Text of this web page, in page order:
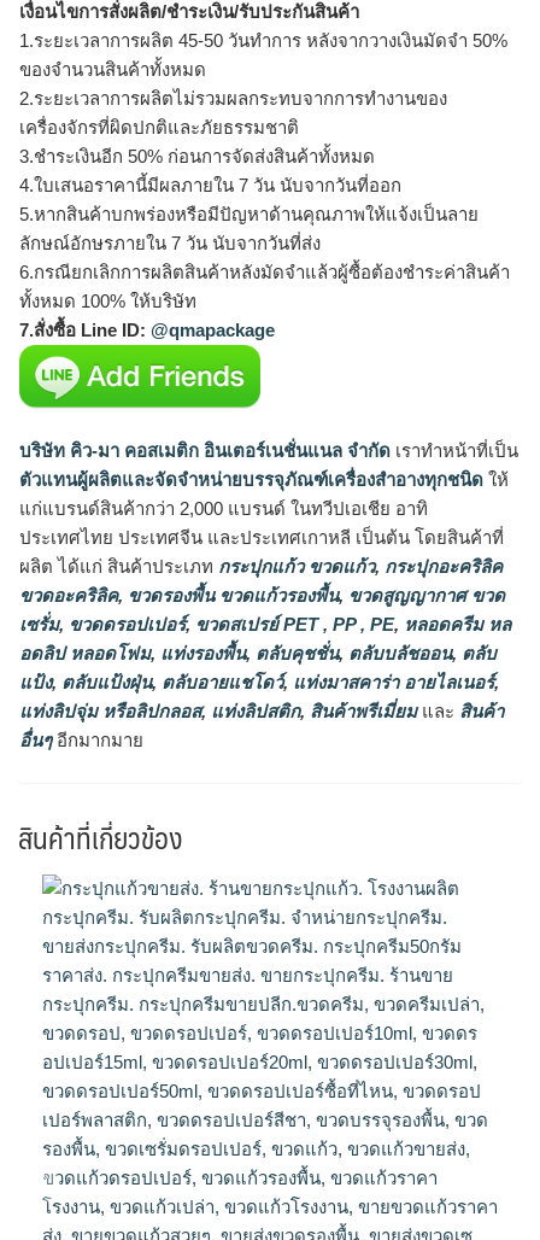
เงื่อนไขการสั่งผลิต/ชำระเงิน/รับประกันสินค้า
1.ระยะเวลาการผลิต 45-50 วันทำการ หลังจากวางเงินมัดจำ 50%
ของจำนวนสินค้าทั้งหมด
2.ระยะเวลาการผลิตไม่รวมผลกระทบจากการทำงานของ
เครื่องจักรที่ผิดปกติและภัยธรรมชาติ
3.ชำระเงินอีก 50% ก่อนการจัดส่งสินค้าทั้งหมด
4.ใบเสนอราคานี้มีผลภายใน 7 วัน นับจากวันที่ออก
5.หากสินค้าบกพร่องหรือมีปัญหาด้านคุณภาพให้แจ้งเป็นลาย
ลักษณ์อักษรภายใน 7 วัน นับจากวันที่ส่ง
6.กรณียกเลิกการผลิตสินค้าหลังมัดจำแล้วผู้ซื้อต้องชำระค่าสินค้า
ทั้งหมด 100% ให้บริษัท
7.สั่งซื้อ Line ID: @qmapackage
บริษัท คิว-มา คอสเมติก อินเตอร์เนชั่นแนล จำกัด เราทำหน้าที่เป็น
ตัวแทนผู้ผลิตและจัดจำหน่ายบรรจุภัณฑ์เครื่องสำอางทุกชนิด ให้
แก่แบรนด์สินค้ากว่า 2,000 แบรนด์ ในทวีปเอเชีย อาทิ
ประเทศไทย ประเทศจีน และประเทศเกาหลี เป็นต้น โดยสินค้าที่
ผลิต ได้แก่ สินค้าประเภท กระปุกแก้ว ขวดแก้ว, กระปุกอะคริลิค
ขวดอะคริลิค, ขวดรองพื้น ขวดแก้วรองพื้น, ขวดสูญญากาศ ขวด
เซรั่ม, ขวดดรอปเปอร์, ขวดสเปรย์ PET , PP , PE, หลอดครีม หล
อดลิป หลอดโฟม, แท่งรองพื้น, ตลับคุชชั่น, ตลับบลัชออน, ตลับ
แป้ง, ตลับแป้งฝุ่น, ตลับอายแชโดว์, แท่งมาสคาร่า อายไลเนอร์,
แท่งลิปจุ่ม หรือลิปกลอส, แท่งลิปสติก, สินค้าพรีเมี่ยมและ สินค้า
อื่นๆอีกมากมาย
สินค้าที่เกี่ยวข้อง